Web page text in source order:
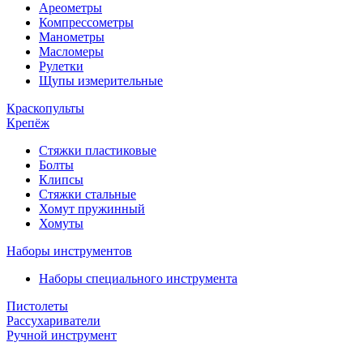
Ареометры
Компрессометры
Манометры
Масломеры
Рулетки
Щупы измерительные
Краскопульты
Крепёж
Стяжки пластиковые
Болты
Клипсы
Стяжки стальные
Хомут пружинный
Хомуты
Наборы инструментов
Наборы специального инструмента
Пистолеты
Рассухариватели
Ручной инструмент